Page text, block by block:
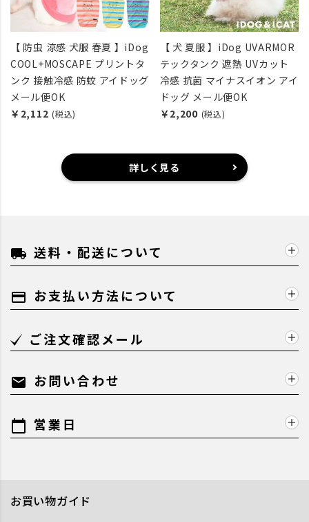
【 防虫 涼感 犬服 春夏 】iDog
COOL+MOSCAPE プリントタ
ンク 接触冷感 防蚊 アイドッグ
メール便OK
￥2,112 (税込)
【 犬 夏服 】iDog UVARMOR
テックタンク 遮熱 UVカット
冷感 抗菌 マイナスイオン アイ
ドッグ メール便OK
￥2,200 (税込)
詳しく見る
local_shipping 送料・配送について
payment お支払い方法について
ご注文確認メール
mail お問い合わせ
calendar_today 営業日
お買い物ガイド